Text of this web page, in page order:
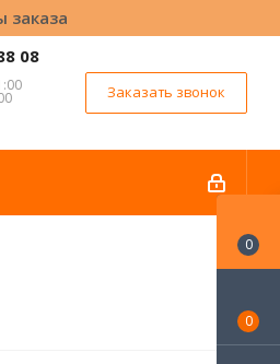
заказа
08
Заказать звонок
0
0